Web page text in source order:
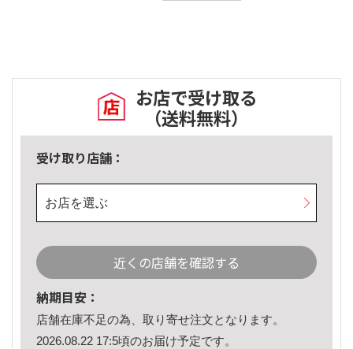
お店で受け取る
（送料無料）
受け取り店舗：
お店を選ぶ
近くの店舗を確認する
納期目安：
店舗在庫不足の為、取り寄せ注文となります。
2026.08.22 17:5頃のお届け予定です。